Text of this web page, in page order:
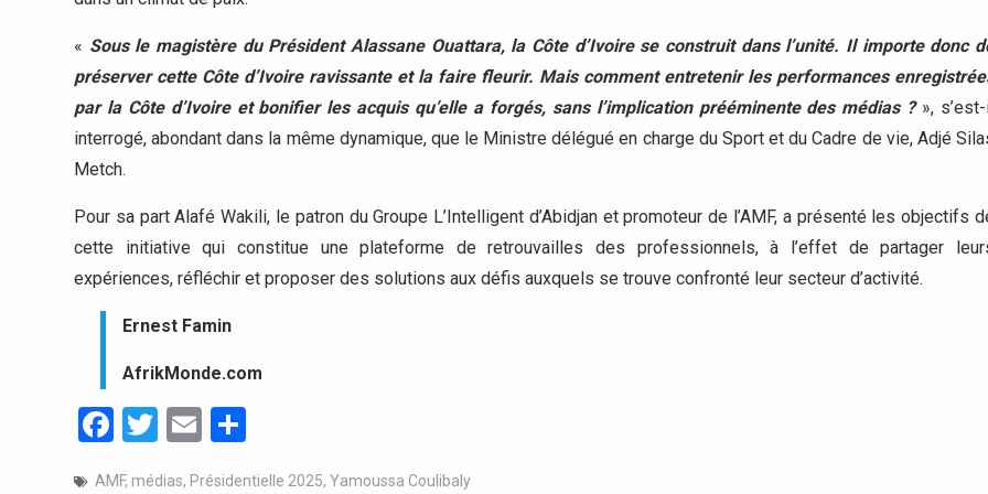
« Sous le magistère du Président Alassane Ouattara, la Côte d’Ivoire se construit dans l’unité. Il importe donc
préserver cette Côte d’Ivoire ravissante et la faire fleurir. Mais comment entretenir les performances
par la Côte d’Ivoire et bonifier les acquis qu’elle a forgés, sans l’implication prééminente des médias ?»,
interrogé, abondant dans la même dynamique, que le Ministre délégué en charge du Sport et du Cadre de vie, Adjé
Metch.
Pour sa part Alafé Wakili, le patron du Groupe L’Intelligent d’Abidjan et promoteur de l’AMF, a présenté les objectifs
cette initiative qui constitue une plateforme de retrouvailles des professionnels, à l’effet de partager
expériences, réfléchir et proposer des solutions aux défis auxquels se trouve confronté leur secteur d’activité.
Ernest Famin
AfrikMonde.com
Facebook
Twitter
Email
AMF, médias, Présidentielle 2025, Yamoussa Coulibaly